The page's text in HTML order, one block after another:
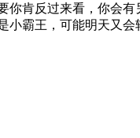
肯反过来看，你会
小霸王，可能明天又会